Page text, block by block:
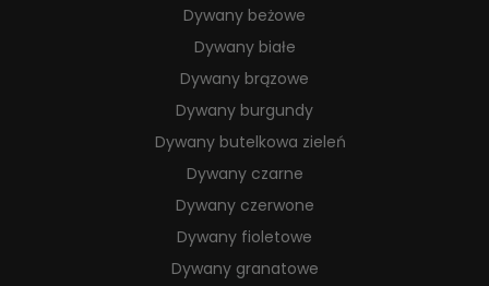
Dywany beżowe
Dywany białe
Dywany brązowe
Dywany burgundy
Dywany butelkowa zieleń
Dywany czarne
Dywany czerwone
Dywany fioletowe
Dywany granatowe